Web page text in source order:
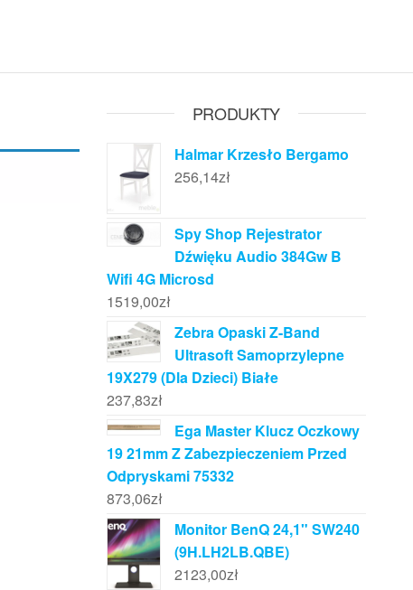
PRODUKTY
Halmar Krzesło Bergamo
256,14zł
Spy Shop Rejestrator
Dźwięku Audio 384Gw B
Wifi 4G Microsd
1519,00zł
Zebra Opaski Z-Band
Ultrasoft Samoprzylepne
19X279 (Dla Dzieci) Białe
237,83zł
Ega Master Klucz Oczkowy
19 21mm Z Zabezpieczeniem Przed
Odpryskami 75332
873,06zł
Monitor BenQ 24,1" SW240
(9H.LH2LB.QBE)
2123,00zł